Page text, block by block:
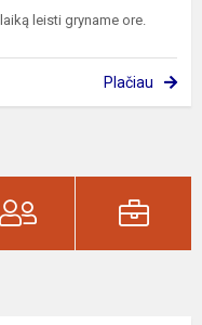
leisti gryname ore.
Plačiau